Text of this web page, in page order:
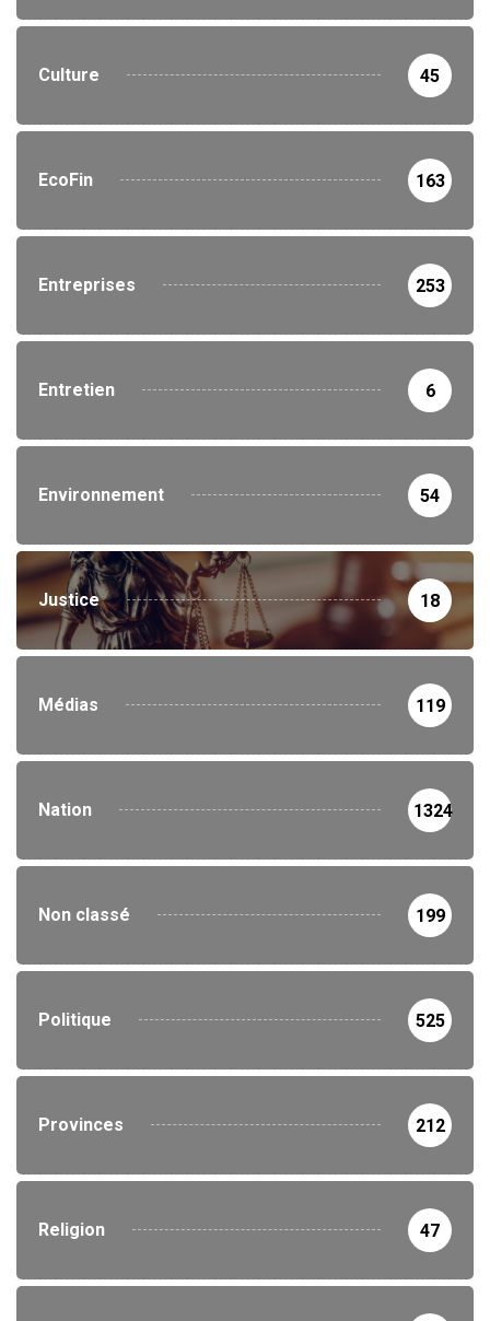
Culture 45
EcoFin 163
Entreprises 253
Entretien 6
Environnement 54
Justice 18
Médias 119
Nation 1324
Non classé 199
Politique 525
Provinces 212
Religion 47